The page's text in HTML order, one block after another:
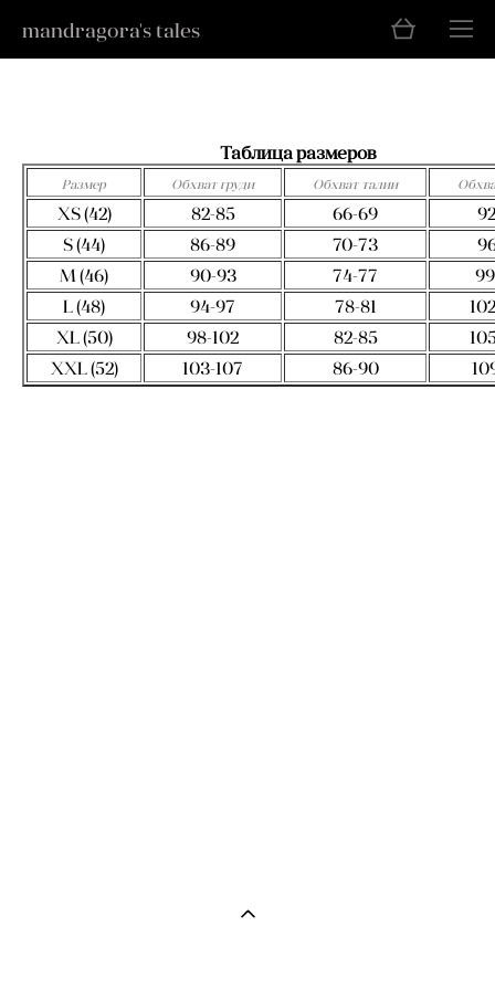
mandragora's tales
Таблица размеров
Размер Обхват груди Обхват талии
XS (42) 82-85 66-69
S (44)
86-89 70-73
M (46)
90-93 74-77
L (48)
94-97 78-81
XL (50)
98-102 82-85
XXL (52)
103-107 86-90